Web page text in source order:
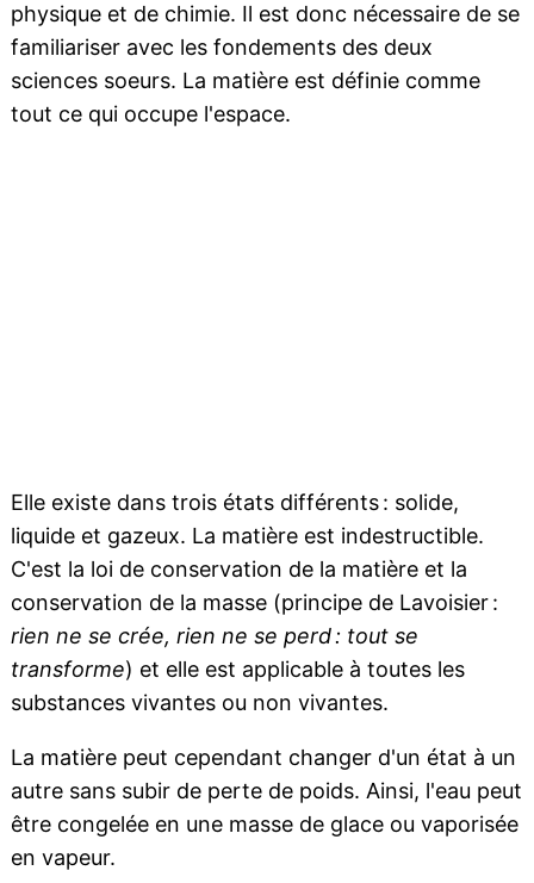
physique et de chimie. Il est donc nécessaire de se
familiariser avec les fondements des deux
sciences soeurs. La matière est définie comme
tout ce qui occupe l'espace.
Elle existe dans trois états différents : solide,
liquide et gazeux. La matière est indestructible.
C'est la loi de conservation de la matière et la
conservation de la masse (principe de Lavoisier :
rien ne se crée, rien ne se perd : tout se
transforme) et elle est applicable à toutes les
substances vivantes ou non vivantes.
La matière peut cependant changer d'un état à un
autre sans subir de perte de poids. Ainsi, l'eau peut
être congelée en une masse de glace ou vaporisée
en vapeur.